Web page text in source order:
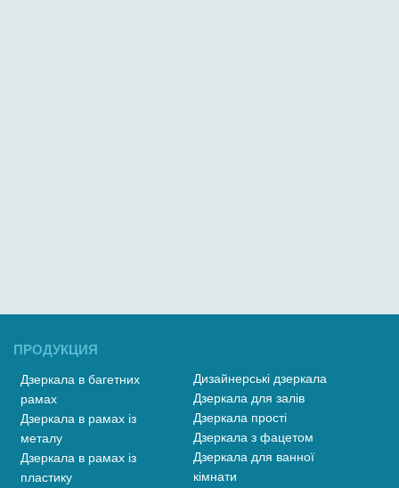
ПРОДУКЦИЯ
Дзеркала в багетних
рамах
Дзеркала в рамах із
металу
Дзеркала в рамах із
пластику
Дизайнерські дзеркала
Дзеркала для залів
Дзеркала прості
Дзеркала з фацетом
Дзеркала для ванної
кімнати